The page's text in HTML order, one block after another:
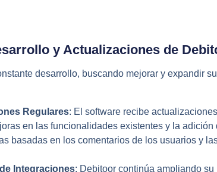
y Actualizaciones de
desarrollo, buscando mejorar y expandir
Regulares: El software recibe
en las funcionalidades existentes y la adición
basadas en los comentarios de los usuarios y
Integraciones: Debitoor continúa ampliando su